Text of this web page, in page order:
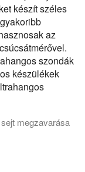
készít széles
az
szondák
készülékek
megzavarása